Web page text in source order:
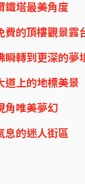
鐵塔最美角度
費的頂樓觀景露
瞬轉到更深的夢
道上的地標美景
角唯美夢幻
息的迷人街區